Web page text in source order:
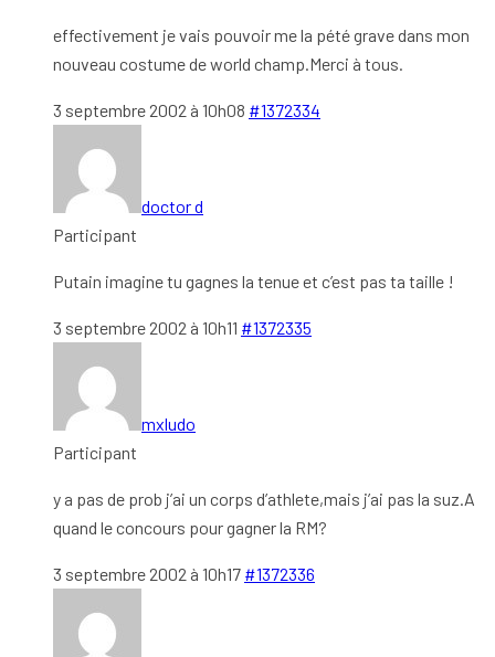
effectivement je vais pouvoir me la pété grave dans mon
nouveau costume de world champ.Merci à tous.
3 septembre 2002 à 10h08 #1372334
doctor d
Participant
Putain imagine tu gagnes la tenue et c’est pas ta taille !
3 septembre 2002 à 10h11 #1372335
mxludo
Participant
y a pas de prob j’ai un corps d’athlete,mais j’ai pas la suz.A
quand le concours pour gagner la RM?
3 septembre 2002 à 10h17 #1372336